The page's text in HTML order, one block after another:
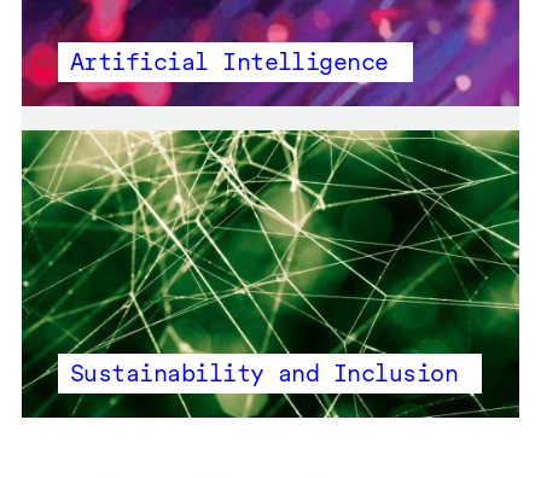
Artificial Intelligence
Sustainability and Inclusion